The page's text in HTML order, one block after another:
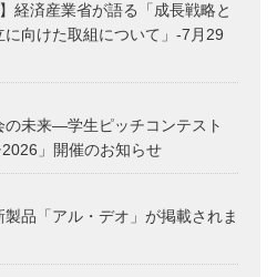
経済産業省が語る「成長戦略と
に向けた取組について」-7月29
の未来―学生ピッチコンテスト
2026」開催のお知らせ
品「アル・デオ」が掲載されま